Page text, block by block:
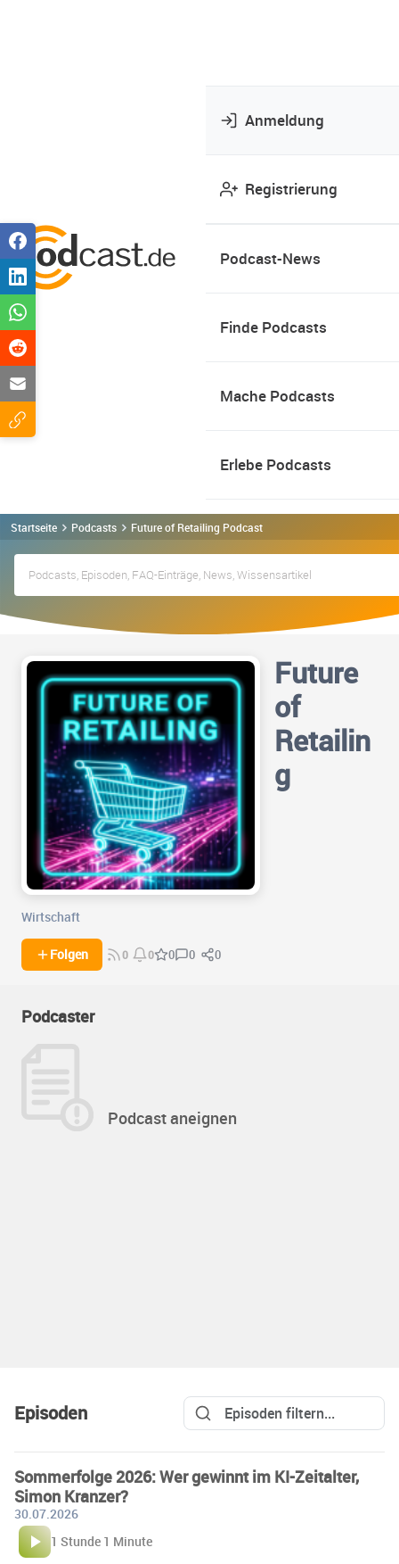
Anmeldung
Registrierung
Podcast-News
Finde Podcasts
Mache Podcasts
Erlebe Podcasts
Startseite Podcasts Future of Retailing Podcast
Future
of
Retailin
g
Wirtschaft
Folgen 0 0 0 0 0
Podcaster
Podcast aneignen
Episoden
Sommerfolge 2026: Wer gewinnt im KI-Zeitalter,
Simon Kranzer?
30.07.2026
1 Stunde 1 Minute